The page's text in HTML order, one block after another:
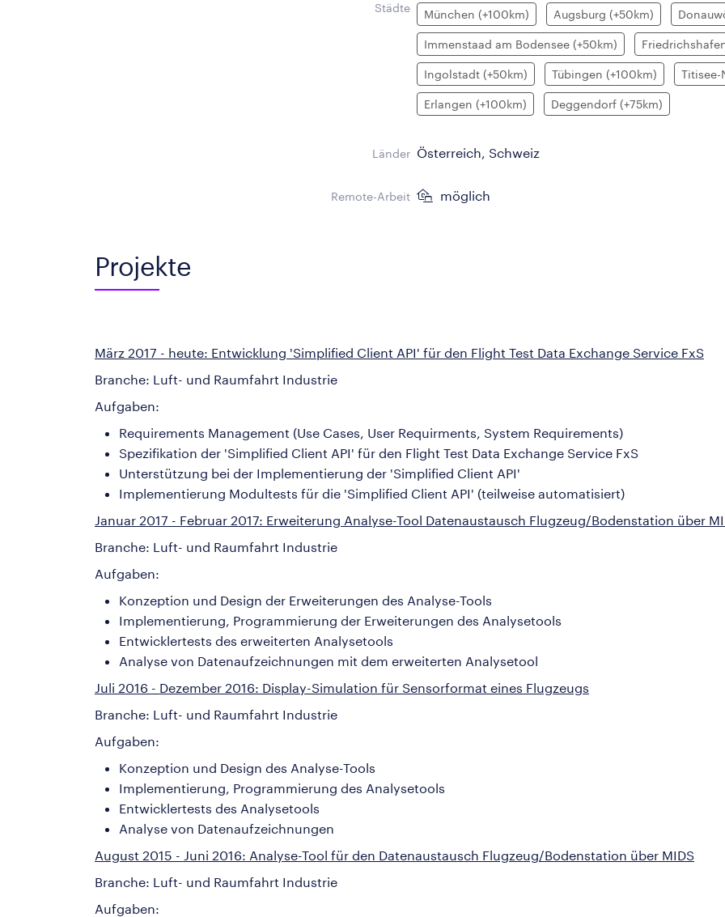
Städte München (+100km) Augsburg (+50km)
Immenstaad am Bodensee (+50km)
Ingolstadt (+50km) Tübingen (+100km) Titisee-
Erlangen (+100km) Deggendorf (+75km)
Länder Österreich, Schweiz
Remote-Arbeit möglich
Projekte
März 2017 - heute: Entwicklung 'Simplified Client API' für den Flight Test Data Exchange Service FxS
Branche: Luft- und Raumfahrt Industrie
Aufgaben:
Requirements Management (Use Cases, User Requirments, System Requirements)
Spezifikation der 'Simplified Client API' für den Flight Test Data Exchange Service FxS
Unterstützung bei der Implementierung der 'Simplified Client API'
Implementierung Modultests für die 'Simplified Client API' (teilweise automatisiert)
Januar 2017 - Februar 2017: Erweiterung Analyse-Tool Datenaustausch Flugzeug/Bodenstation über
Branche: Luft- und Raumfahrt Industrie
Aufgaben:
Konzeption und Design der Erweiterungen des Analyse-Tools
Implementierung, Programmierung der Erweiterungen des Analysetools
Entwicklertests des erweiterten Analysetools
Analyse von Datenaufzeichnungen mit dem erweiterten Analysetool
Juli 2016 - Dezember 2016: Display-Simulation für Sensorformat eines Flugzeugs
Branche: Luft- und Raumfahrt Industrie
Aufgaben:
Konzeption und Design des Analyse-Tools
Implementierung, Programmierung des Analysetools
Entwicklertests des Analysetools
Analyse von Datenaufzeichnungen
August 2015 - Juni 2016: Analyse-Tool für den Datenaustausch Flugzeug/Bodenstation über MIDS
Branche: Luft- und Raumfahrt Industrie
Aufgaben: